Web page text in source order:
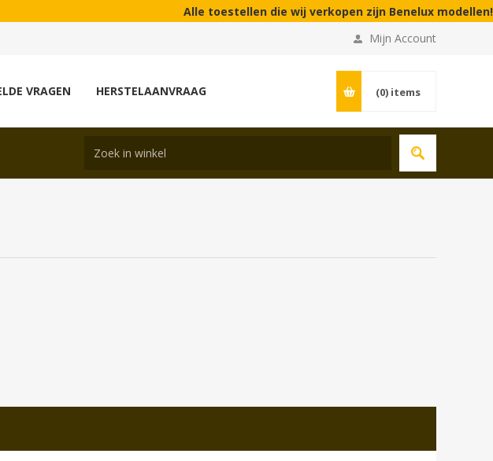
Alle toestellen die wij verkopen zijn Benelux modellen! |
Mijn Account
VRAGEN HERSTELAANVRAAG (0) items